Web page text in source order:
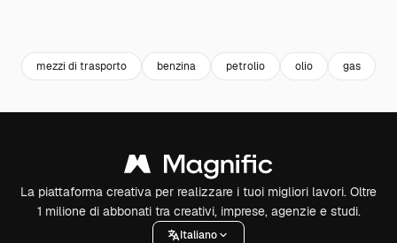
mezzi di trasporto benzina petrolio olio gas
La piattaforma creativa per realizzare i tuoi migliori lavori. Oltre
1 milione di abbonati tra creativi, imprese, agenzie e studi.
Italiano